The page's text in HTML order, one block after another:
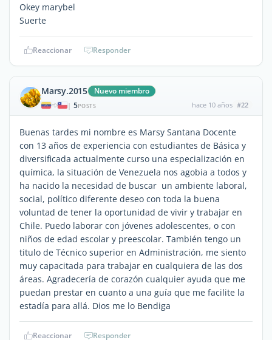
Okey marybel
Suerte
Reaccionar Responder
Marsy.2015 Nuevo miembro
| 5POSTS hace 10 años #22
Buenas tardes mi nombre es Marsy Santana Docente
con 13 años de experiencia con estudiantes de Básica y
diversificada actualmente curso una especialización en
química, la situación de Venezuela nos agobia a todos y
ha nacido la necesidad de buscar un ambiente laboral,
social, político diferente deseo con toda la buena
voluntad de tener la oportunidad de vivir y trabajar en
Chile. Puedo laborar con jóvenes adolescentes, o con
niños de edad escolar y preescolar. También tengo un
titulo de Técnico superior en Administración, me siento
muy capacitada para trabajar en cualquiera de las dos
áreas. Agradecería de corazón cualquier ayuda que me
puedan prestar en cuanto a una guía que me facilite la
estadía para allá. Dios me lo Bendiga
Reaccionar Responder